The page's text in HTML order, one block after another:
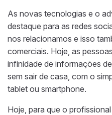
As novas tecnologias e o
destaque para as redes
nos relacionamos e isso
comerciais. Hoje, as
infinidade de informações
sem sair de casa, com o
tablet ou smartphone.
Hoje, para que o